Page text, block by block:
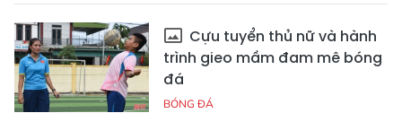
Cựu tuyển thủ nữ và hành
trình gieo mầm đam mê bóng
đá
BÓNG ĐÁ